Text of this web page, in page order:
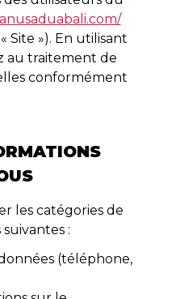
Site »). En utilisant
au traitement de
conformément
les catégories de
:
(téléphone,